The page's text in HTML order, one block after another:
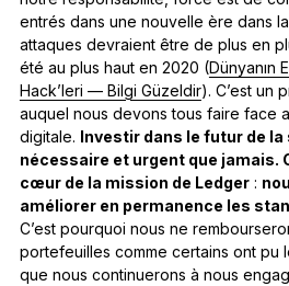
entrés dans une nouvelle ère dans
attaques devraient être de plus en
été au plus haut en 2020 (Dünyanın
Hack’leri — Bilgi Güzeldir). C’est un
auquel nous devons tous faire face
digitale. Investir dans le futur de
nécessaire et urgent que jamais.
cœur de la mission de Ledger:
améliorer en permanence les
C’est pourquoi nous ne
portefeuilles comme certains ont pu
que nous continuerons à nous